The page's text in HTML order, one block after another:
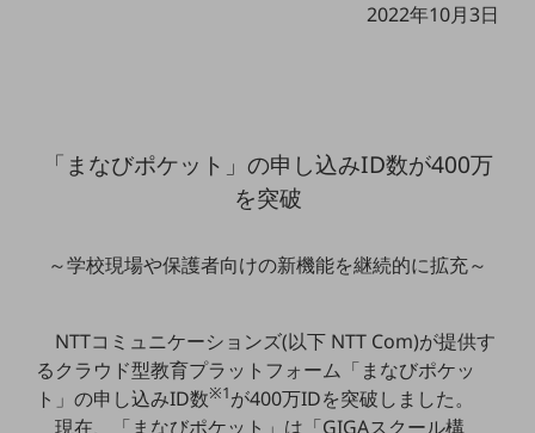
Smart Healthcare
Smart Industry
地域の取り組み
自治体・地域社会との共創
LGPF(Local Government Platform)
2022年10月3日
「まなびポケット」の申し込みID数が400万
を突破
～学校現場や保護者向けの新機能を継続的に拡充～
NTTコミュニケーションズ(以下 NTT Com)が提供す
るクラウド型教育プラットフォーム「まなびポケッ
ト」の申し込みID数※1が400万IDを突破しました。
現在、「まなびポケット」は「GIGAスクール構